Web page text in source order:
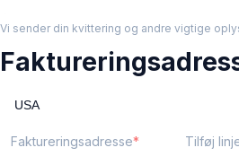
Vi sender din kvittering og andre vigtige
Faktureringsadresse Tilføj